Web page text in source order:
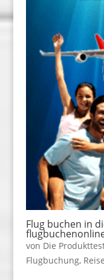
Flug buchen in
von Die
Flugbuchung, Reise